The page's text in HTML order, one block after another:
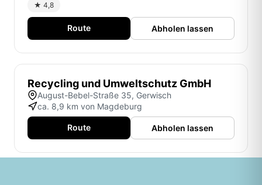
★ 4,8
Route Abholen lassen
Recycling und Umweltschutz GmbH
August-Bebel-Straße 35, Gerwisch
ca. 8,9 km von Magdeburg
Route Abholen lassen